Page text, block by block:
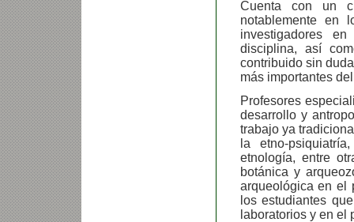
Cuenta con un
notablemente en
investigadores
disciplina, así
contribuido sin
más importantes
Profesores
desarrollo y
trabajo ya
la etno-
etnología, entre
botánica y
arqueológica en el
los estudiantes
laboratorios y en el